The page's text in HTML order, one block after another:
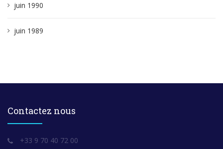
juin 1990
juin 1989
Contactez nous
+33 9 70 40 72 00